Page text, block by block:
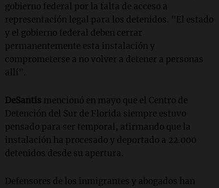
gobierno federal por la falta de acceso a
representación legal para los detenidos. "El estado
y el gobierno federal deben cerrar
permanentemente esta instalación y
comprometerse a no volver a detener a personas
allí".
DeSantis mencionó en mayo que el Centro de
Detención del Sur de Florida siempre estuvo
pensado para ser temporal, afirmando que la
instalación ha procesado y deportado a 22.000
detenidos desde su apertura.
Defensores de los inmigrantes y abogados han